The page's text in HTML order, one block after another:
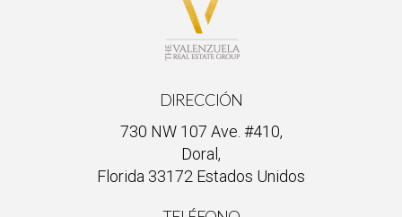
DIRECCIÓN
730 NW 107 Ave. #410,
Doral,
Florida 33172 Estados Unidos